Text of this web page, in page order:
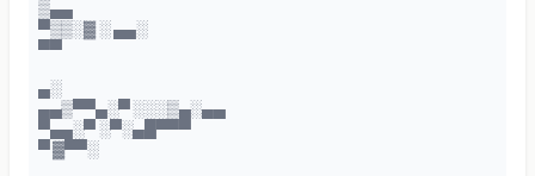
▒▄▄
▀▒▒░▓ ░ ▄▄░
▀▀
▄░
▄▄▒▀▀▄░▀ ░░░▒▄░▄▄
▀▄▄░▀ ░▀░▄█▀▀▀
▀ ▓▀▀░